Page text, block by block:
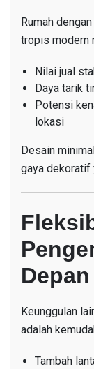
Rumah
tropis modern
Nilai jual
Daya tarik
Potensi
lokasi
Desain
gaya dekoratif
Depan
Keunggulan
adalah
Tambah